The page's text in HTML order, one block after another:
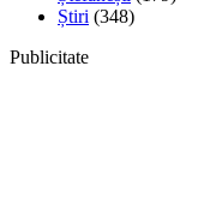
Știri (348)
Publicitate